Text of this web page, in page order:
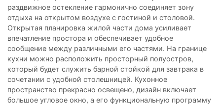
раздвижное остекление гармонично соединяет зону
отдыха на открытом воздухе с гостиной и столовой.
Открытая планировка жилой части дома усиливает
впечатление простора и обеспечивает удобное
сообщение между различными его частями. На границе
кухни можно расположить просторный полуостров,
который будет служить барной стойкой для завтрака в
сочетании с удобной столешницей. Кухонное
пространство прекрасно освещено, дизайн включает
большое угловое окно, а его функциональную программу